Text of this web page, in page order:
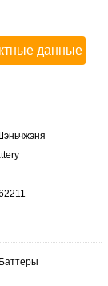
данные